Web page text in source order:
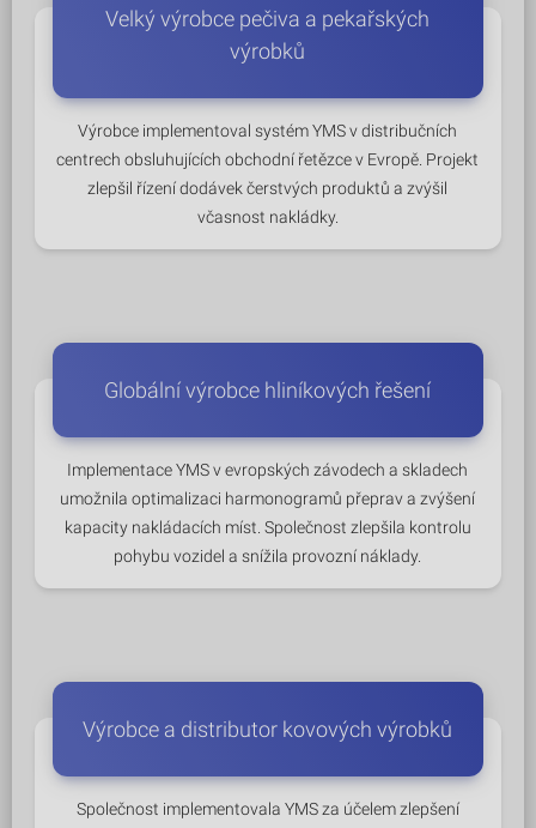
Velký výrobce pečiva a pekařských
výrobků
Výrobce implementoval systém YMS v distribučních
centrech obsluhujících obchodní řetězce v Evropě. Projekt
zlepšil řízení dodávek čerstvých produktů a zvýšil
včasnost nakládky.
Globální výrobce hliníkových řešení
Implementace YMS v evropských závodech a skladech
umožnila optimalizaci harmonogramů přeprav a zvýšení
kapacity nakládacích míst. Společnost zlepšila kontrolu
pohybu vozidel a snížila provozní náklady.
Výrobce a distributor kovových výrobků
Společnost implementovala YMS za účelem zlepšení